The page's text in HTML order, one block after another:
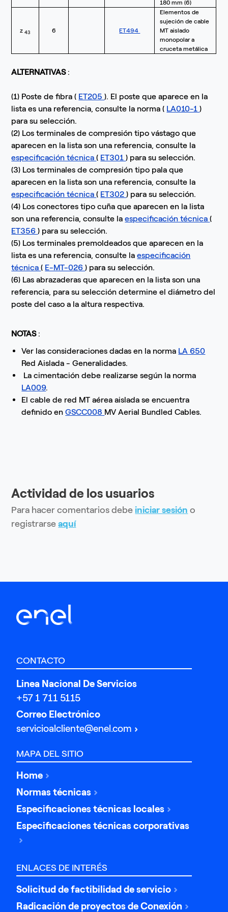
180 mm (6)
z 43 6 ET494
Elementos de
sujeción de cable
MT aislado
monopolar a
cruceta metálica
ALTERNATIVAS :
(1) Poste de fibra ( ET205). El poste que aparece en la
lista es una referencia, consulte la norma ( LA010-1)
para su selección.
(2) Los terminales de compresión tipo vástago que
aparecen en la lista son una referencia, consulte la
especificación técnica( ET301) para su selección.
(3) Los terminales de compresión tipo pala que
aparecen en la lista son una referencia, consulte la
especificación técnica( ET302) para su selección.
(4) Los conectores tipo cuña que aparecen en la lista
son una referencia, consulte laespecificación técnica(
ET356) para su selección.
(5) Los terminales premoldeados que aparecen en la
lista es una referencia, consulte laespecificación
técnica( E-MT-026) para su selección.
(6) Las abrazaderas que aparecen en la lista son una
referencia, para su selección determine el diámetro del
poste del caso a la altura respectiva.
NOTAS :
Ver las consideraciones dadas en la norma LA 650
Red Aislada - Generalidades.
La cimentación debe realizarse según la norma
LA009.
El cable de red MT aérea aislada se encuentra
definido enGSCC008 MV Aerial Bundled Cables.
Actividad de los usuarios
Para hacer comentarios debeiniciar sesión o
registrarseaquí
CONTACTO
+57 1 711 5115
Linea Nacional De Servicios
servicioalcliente@enel.com
Correo Electrónico
MAPA DEL SITIO
Home
Normas técnicas
Especificaciones técnicas locales
Especificaciones técnicas corporativas
ENLACES DE INTERÉS
Solicitud de factibilidad de servicio
Radicación de proyectos de Conexión